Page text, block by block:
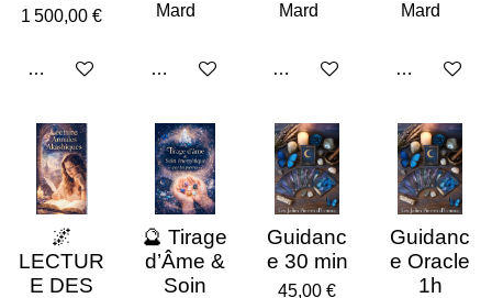
1 500,00 €
Ajouter au panierAjouter au panierAjouter au panierAjouter au
🌌
LECTUR
E DES
🔮 Tirage
d’Âme &
Soin
Guidanc
e 30 min
45,00 €
Guidanc
e Oracle
1h